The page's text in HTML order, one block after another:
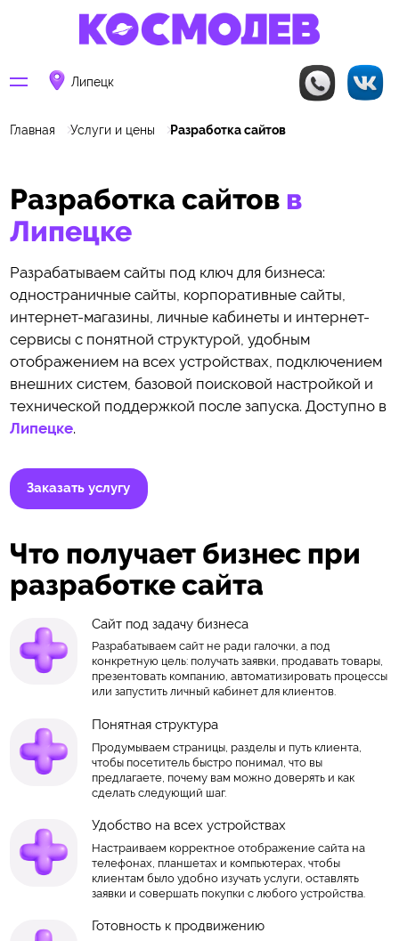
Липецк
Главная Услуги и цены Разработка сайтов
Разработка сайтов в
Липецке
Разрабатываем сайты под ключ для бизнеса:
одностраничные сайты, корпоративные сайты,
интернет-магазины, личные кабинеты и интернет-
сервисы с понятной структурой, удобным
отображением на всех устройствах, подключением
внешних систем, базовой поисковой настройкой и
технической поддержкой после запуска. Доступно в
Липецке.
Заказать услугу
Что получает бизнес при
разработке сайта
Сайт под задачу бизнеса
Разрабатываем сайт не ради галочки, а под
конкретную цель: получать заявки, продавать товары,
презентовать компанию, автоматизировать процессы
или запустить личный кабинет для клиентов.
Понятная структура
Продумываем страницы, разделы и путь клиента,
чтобы посетитель быстро понимал, что вы
предлагаете, почему вам можно доверять и как
сделать следующий шаг.
Удобство на всех устройствах
Настраиваем корректное отображение сайта на
телефонах, планшетах и компьютерах, чтобы
клиентам было удобно изучать услуги, оставлять
заявки и совершать покупки с любого устройства.
Готовность к продвижению